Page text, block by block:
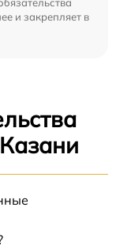
и закрепляет в